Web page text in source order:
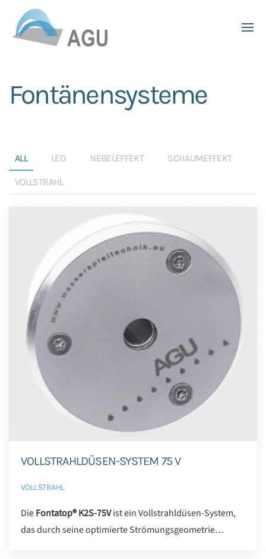
Skip to main content
Fontänensysteme
ALL LED NEBELEFFEKT SCHAUMEFFEKT
VOLLSTRAHL
VOLLSTRAHLDÜSEN-SYSTEM 75 V
VOLLSTRAHL
DieFontatop® K2S-75Vist ein Vollstrahldüsen-System,
das durch seine optimierte Strömungsgeometrie…